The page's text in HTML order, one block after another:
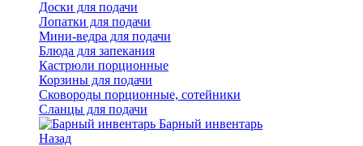
Доски для подачи
Лопатки для подачи
Мини-ведра для подачи
Блюда для запекания
Кастрюли порционные
Корзины для подачи
Сковороды порционные, сотейники
Сланцы для подачи
Барный инвентарь
Назад